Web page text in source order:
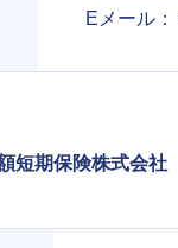
Eメール：
短期保険株式会社